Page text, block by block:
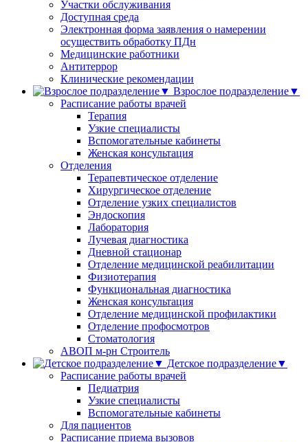
Участки обслуживания
Доступная среда
Электронная форма заявления о намерении
осуществить обработку ПДн
Медицинские работники
Антитеррор
Клинические рекомендации
Взрослое подразделение▼
Расписание работы врачей
Терапия
Узкие специалисты
Вспомогательные кабинеты
Женская консультация
Отделения
Терапевтическое отделение
Хирургическое отделение
Отделение узких специалистов
Эндоскопия
Лаборатория
Лучевая диагностика
Дневной стационар
Отделение медицинской реабилитации
Физиотерапия
Функциональная диагностика
Женская консультация
Отделение медицинской профилактики
Отделение профосмотров
Стоматология
АВОП м-рн Строитель
Детское подразделение▼
Расписание работы врачей
Педиатрия
Узкие специалисты
Вспомогательные кабинеты
Для пациентов
Расписание приема вызовов